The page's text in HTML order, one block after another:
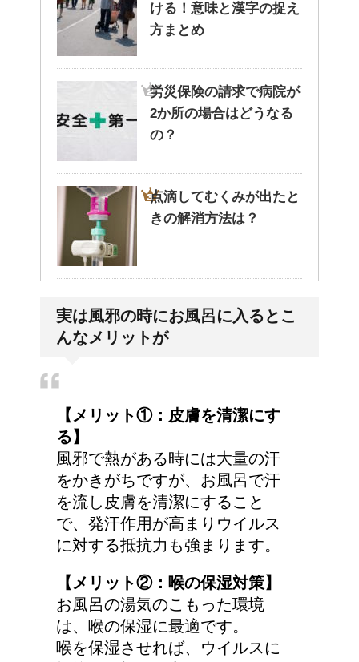
ける！意味と漢字の捉え
方まとめ
労災保険の請求で病院が
2か所の場合はどうなる
の？
点滴してむくみが出たと
きの解消方法は？
くれない・・そんなこと
ってあるの？
トマトジュースと黒酢の
効果～組み合わせてピカ
イチ
人が死ぬ前に感じる予感
や予兆の3パターン
車に子供を3人乗せる場
合は普通車？もしくはワ
実は風邪の時にお風呂に入るとこ
んなメリットが
【メリット①：皮膚を清潔にす
る】
風邪で熱がある時には大量の汗
をかきがちですが、お風呂で汗
を流し皮膚を清潔にすること
で、発汗作用が高まりウイルス
に対する抵抗力も強まります。
【メリット②：喉の保湿対策】
お風呂の湯気のこもった環境
は、喉の保湿に最適です。
喉を保湿させれば、ウイルスに